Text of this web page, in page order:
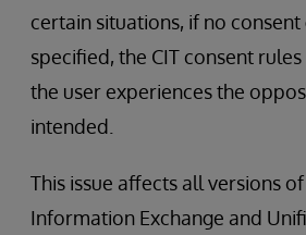
certain situations, if no
specified, the CIT consent
the user experiences the
intended.
This issue affects all versions
Information Exchange and